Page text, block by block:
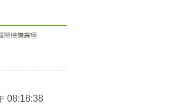
08:18:38